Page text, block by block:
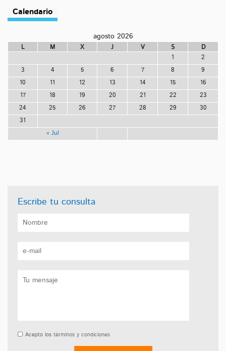
Calendario
agosto 2026
L M X J V S D
« Jul
1 2
3 4 5 6 7 8 9
10 11 12 13 14 15 16
17 18 19 20 21 22 23
24 25 26 27 28 29 30
31
Escribe tu consulta
Acepto los términos y condiciones